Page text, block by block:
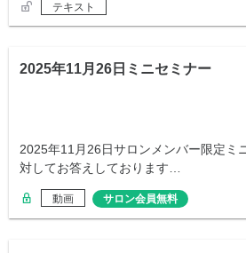
テキスト
2025年11月26日ミニセミナー
2025年11月26日サロンメンバー限定ミ
対してお答えしております…
動画 サロン会員無料